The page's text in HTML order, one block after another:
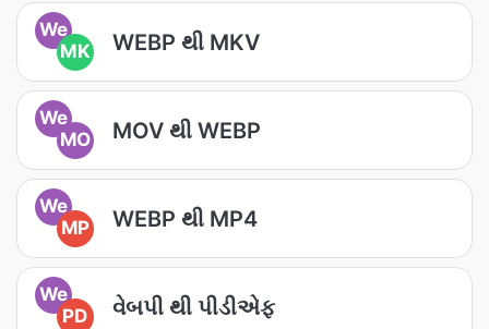
We
MK
WEBP થી MKV
We
MO
MOV થી WEBP
We
MP
WEBP થી MP4
We
PD
વેબપી થી પીડીએફ